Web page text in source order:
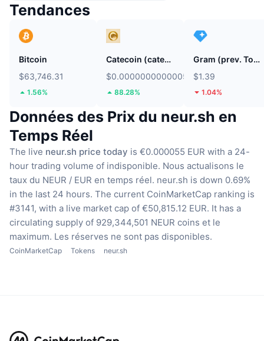
Tendances
Bitcoin
$63,746.31
1.56%
Catecoin (catecoin.shop)
$0.0000000000005605
88.28%
Gram (prev. Toncoin)
$1.39
1.04%
Données des Prix du neur.sh en
Temps Réel
The live neur.sh price today is €0.000055 EUR with a 24-
hour trading volume of indisponible. Nous actualisons le
taux du NEUR / EUR en temps réel. neur.sh is down 0.69%
in the last 24 hours. The current CoinMarketCap ranking is
#3141, with a live market cap of €50,815.12 EUR. It has a
circulating supply of 929,344,501 NEUR coins et le
maximum. Les réserves ne sont pas disponibles.
CoinMarketCap Tokens neur.sh